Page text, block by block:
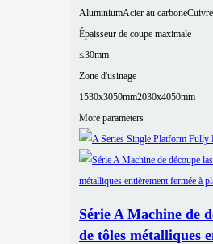
AluminiumAcier au carboneCuivre
Épaisseur de coupe maximale
≤30mm
Zone d'usinage
1530x3050mm2030x4050mm
More parameters
Série A Machine de
de tôles métalliques